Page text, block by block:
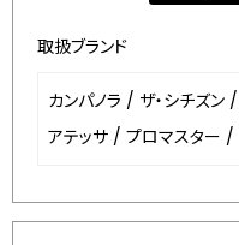
取扱ブランド
カンパノラ / ザ・シチズン /
アテッサ / プロマスター /